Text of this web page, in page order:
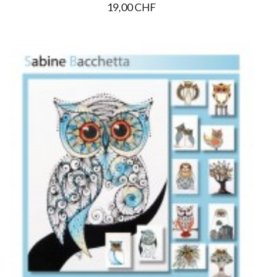
19,00 CHF